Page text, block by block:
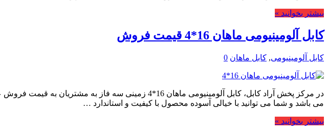
بیشتر بخوانید »
کابل آلومینیومی ماهان 16*4 قیمت فروش
کابل آلومینیومی, کابل ماهان 0
در مرکز پخش آراد کابل، کابل آلومینیومی ماهان 16*4
می باشد و شما می توانید با خیالی آسوده محصول با کیفیت و استاندارد …
بیشتر بخوانید »